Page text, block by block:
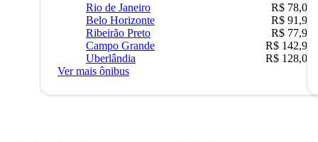
Rio de Janeiro
R$ 78,02
Belo Horizonte
R$ 91,90
Ribeirão Preto
R$ 77,90
Campo Grande
R$ 142,90
Uberlândia
R$ 128,05
Ver mais ônibus